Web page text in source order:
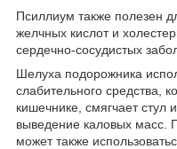
Псиллиум также полезен
желчных кислот и
сердечно-сосудистых
Шелуха подорожника
слабительного средства,
кишечнике, смягчает стул
выведение каловых масс.
может также